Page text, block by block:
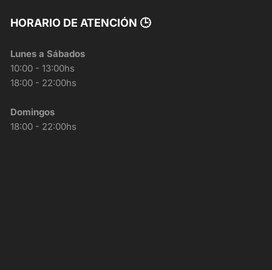
HORARIO DE ATENCIÓN 🕒
Lunes a Sábados
10:00 - 13:00hs
18:00 - 22:00hs
Domingos
18:00 - 22:00hs